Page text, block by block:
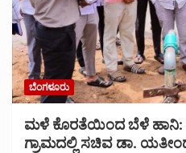
ಬೆಂಗಳೂರು
ಮಳೆ ಕೊರತೆಯಿಂದ ಬೆಳೆ ಹಾನಿ:
ಗ್ರಾಮದಲ್ಲಿ ಸಚಿವ ಡಾ.